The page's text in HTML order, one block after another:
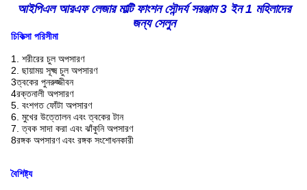
আইপিএল আরএফ লেজার মাল্টি ফাংশন সৌন্দর্য সরঞ্জাম 3 ইন 1 মহিলাদের
জন্য সেলুন
চিকিত্সা পরিসীমা
1. শরীরের চুল অপসারণ
2. ছায়াময় সূক্ষ্ম চুল অপসারণ
3ত্বকের পুনরুজ্জীবন
4রক্তনালী অপসারণ
5. বংশগত ফোঁটা অপসারণ
6. মুখের উত্তোলন এবং ত্বকের টান
7. ত্বক সাদা করা এবং ঝাঁকুনি অপসারণ
8রঙ্গক অপসারণ এবং রঙ্গক সংশোধনকারী
বৈশিষ্ট্য